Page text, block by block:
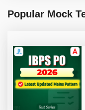
Popular Mock